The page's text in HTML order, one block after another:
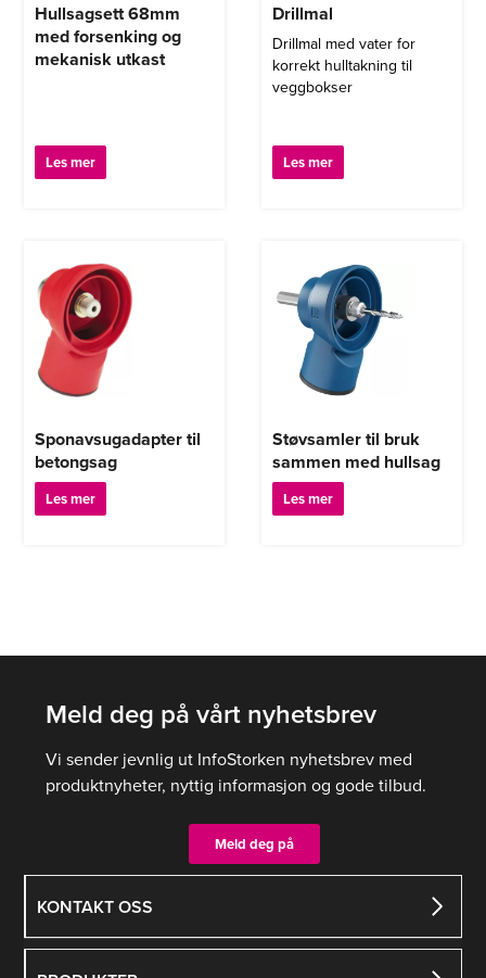
Hullsagsett 68mm
med forsenking og
mekanisk utkast
Les mer
Drillmal
Drillmal med vater for
korrekt hulltakning til
veggbokser
Les mer
Sponavsugadapter til
betongsag
Les mer
Støvsamler til bruk
sammen med hullsag
Les mer
KONTAKT OSS
Meld deg på vårt nyhetsbrev
Vi sender jevnlig ut InfoStorken nyhetsbrev med
produktnyheter, nyttig informasjon og gode tilbud.
Meld deg på